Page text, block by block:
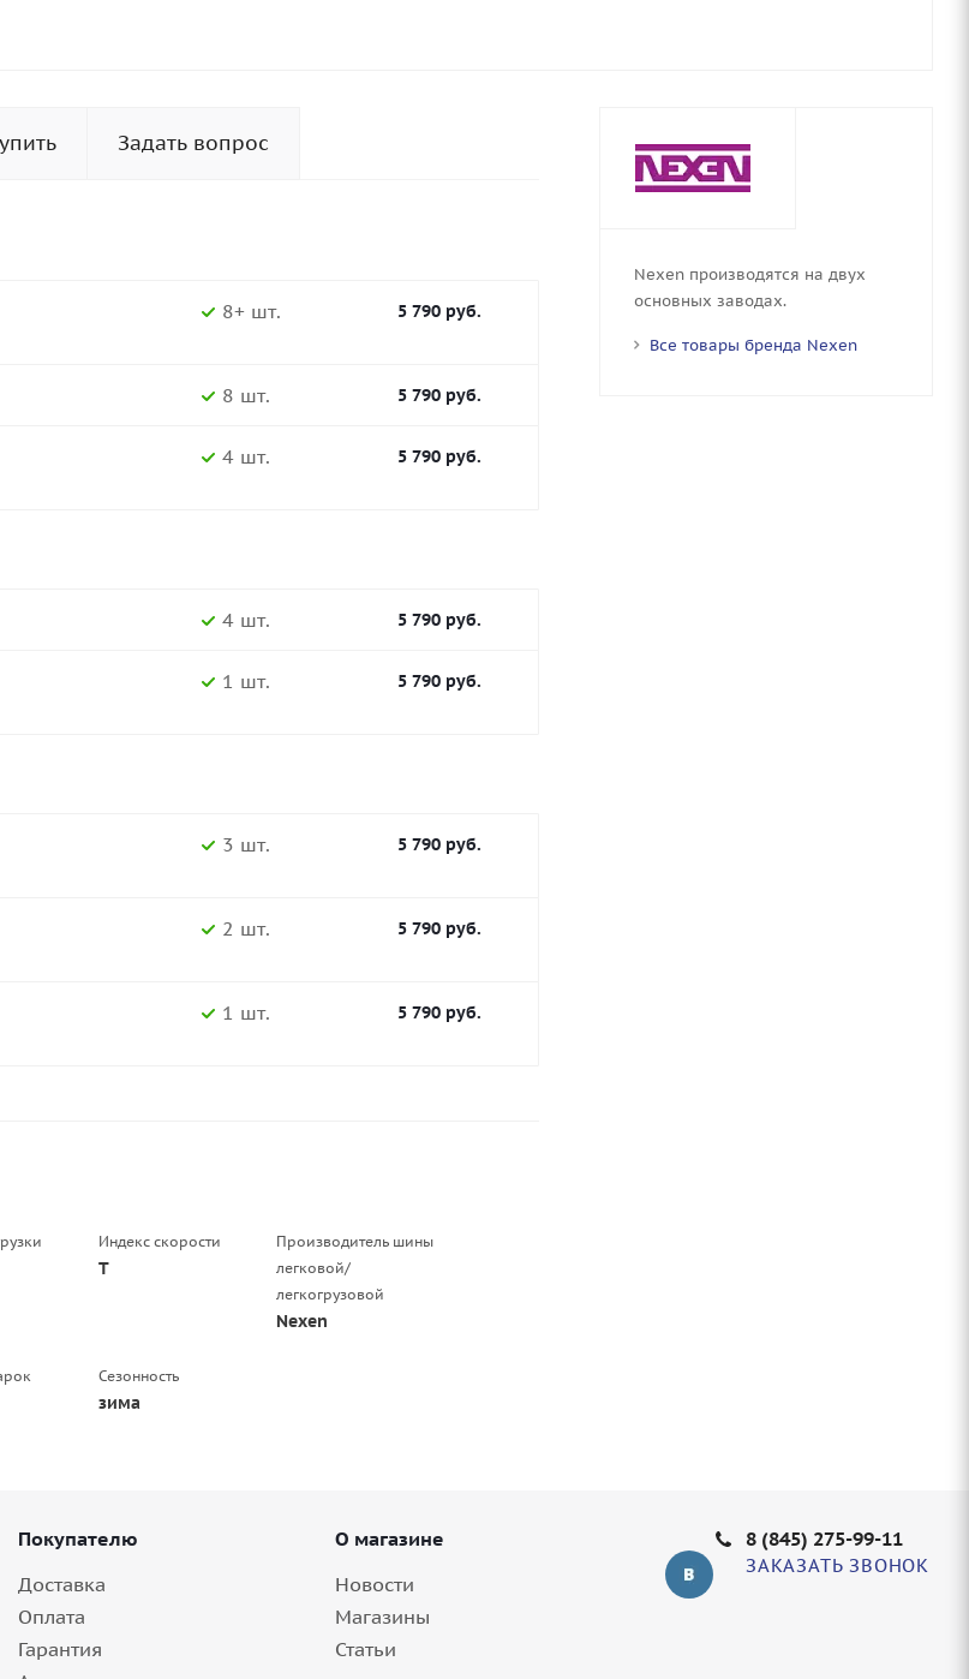
Задать вопрос
8+ шт. 5 790руб.
8 шт. 5 790руб.
4 шт. 5 790руб.
4 шт. 5 790руб.
1 шт. 5 790руб.
3 шт. 5 790руб.
2 шт. 5 790руб.
1 шт. 5 790руб.
Индекс скорости
T
Производитель шины
легковой/
легкогрузовой
Nexen
Сезонность
зима
Nexen производятся на двух
основных заводах.
Все товары бренда Nexen
Покупателю
Доставка
Оплата
Гарантия
О магазине
Новости
Магазины
Статьи
8 (845) 275-99-11
ЗАКАЗАТЬ ЗВОНОК